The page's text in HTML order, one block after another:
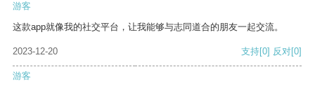
游客
这款app就像我的社交平台，让我能够与志同道合的朋友一起交流。
2023-12-20 支持[0] 反对[0]
游客